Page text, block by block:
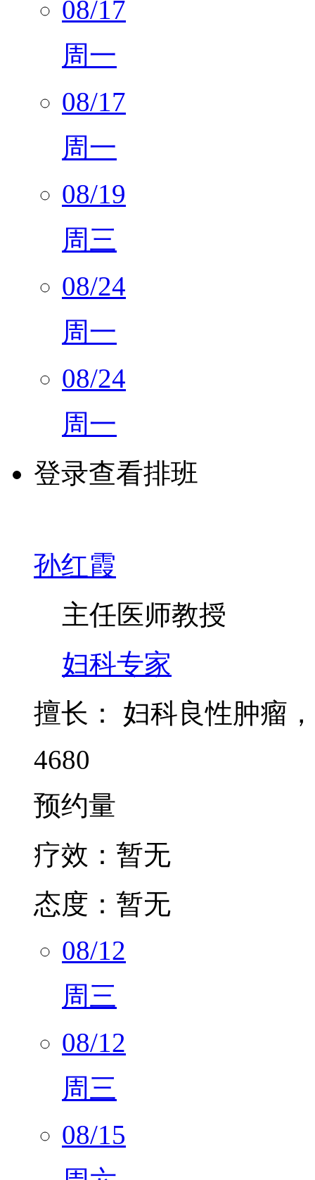
08/17
周一
08/17
周一
08/19
周三
08/24
周一
08/24
周一
登录查看排班
孙红霞
主任医师教授
妇科专家
擅长：
妇科良性肿瘤
4680
预约量
疗效： 暂无
态度： 暂无
08/12
周三
08/12
周三
08/15